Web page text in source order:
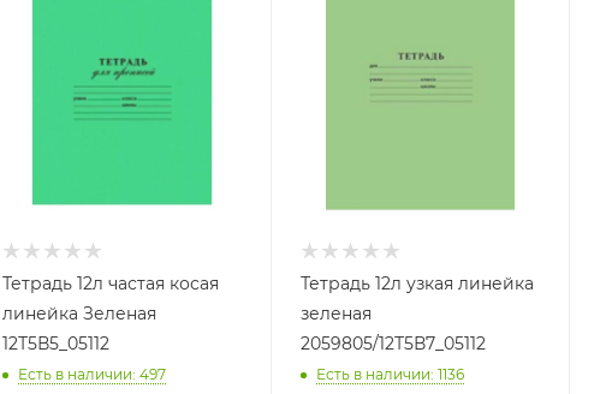
Тетрадь 12л частая косая
линейка Зеленая
12Т5В5_05112
Есть в наличии: 497
Тетрадь 12л узкая линейка
зеленая
2059805/12Т5В7_05112
Есть в наличии: 1136